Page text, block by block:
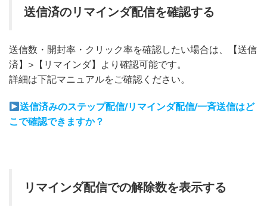
送信済のリマインダ配信を確認する
送信数・開封率・クリック率を確認したい場合は、【送信
済】>【リマインダ】より確認可能です。
詳細は下記マニュアルをご確認ください。
送信済みのステップ配信/リマインダ配信/一斉送信はど
こで確認できますか？
リマインダ配信での解除数を表示する